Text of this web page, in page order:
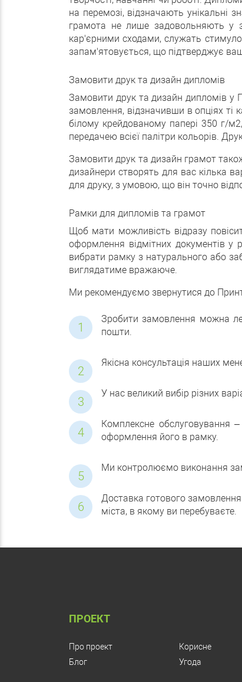
на перемозі, відзначають унікальні
грамота не лише задовольняють у
кар'єрними сходами, служать
запам'ятовується, що підтверджує
Замовити друк та дизайн дипломів
Замовити друк та дизайн дипломів у
замовлення, відзначивши в опціях ті
білому крейдованому папері 350 г/
передачею всієї палітри кольорів.
Замовити друк та дизайн грамот
дизайнери створять для вас кілька
для друку, з умовою, що він точно
Рамки для дипломів та грамот
Щоб мати можливість відразу
оформлення відмітних документів
вибрати рамку з натурального або
виглядатиме вражаюче.
Ми рекомендуємо звернутися до
Зробити замовлення можна
пошти.
Якісна консультація наших
У нас великий вибір різних
Комплексне обслуговування
оформлення його в рамку.
Ми контролюємо виконання
Доставка готового
міста, в якому ви перебуваєте.
ПРОЕКТ
Про проект
Блог
Корисне
Угода